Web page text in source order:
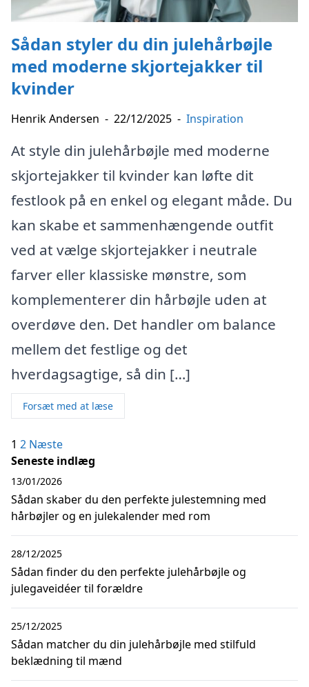
Sådan styler du din julehårbøjle
med moderne skjortejakker til
kvinder
Henrik Andersen - 22/12/2025 - Inspiration
At style din julehårbøjle med moderne
skjortejakker til kvinder kan løfte dit
festlook på en enkel og elegant måde. Du
kan skabe et sammenhængende outfit
ved at vælge skjortejakker i neutrale
farver eller klassiske mønstre, som
komplementerer din hårbøjle uden at
overdøve den. Det handler om balance
mellem det festlige og det
hverdagsagtige, så din […]
Forsæt med at læse
Indlægsinddeling
1 2 Næste
Seneste indlæg
Sådan skaber du den perfekte julestemning med
hårbøjler og en julekalender med rom
13/01/2026
Sådan finder du den perfekte julehårbøjle og
julegaveidéer til forældre
28/12/2025
Sådan matcher du din julehårbøjle med stilfuld
beklædning til mænd
25/12/2025